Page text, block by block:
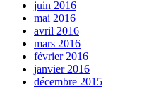
juin 2016
mai 2016
avril 2016
mars 2016
février 2016
janvier 2016
décembre 2015